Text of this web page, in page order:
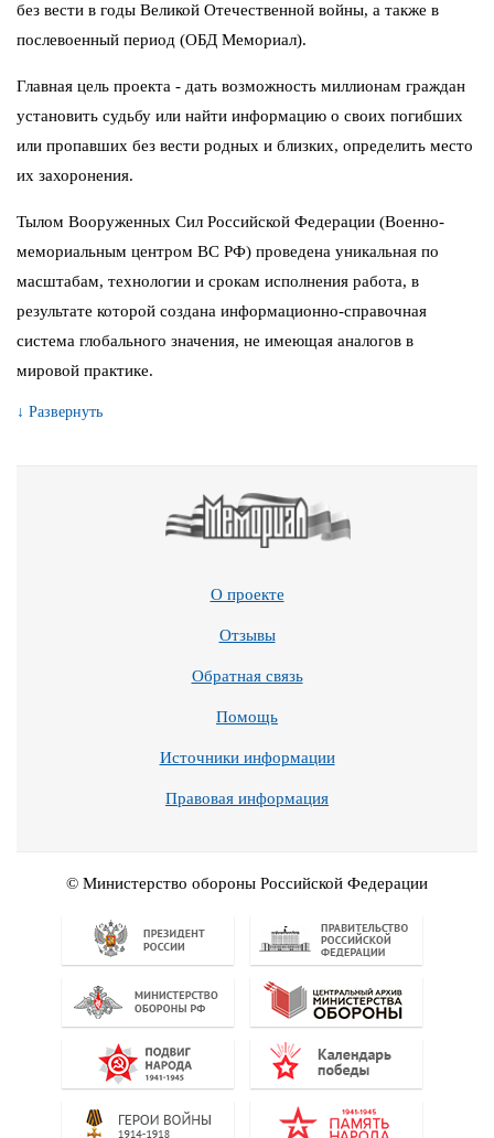
без вести в годы Великой Отечественной войны, а также в
послевоенный период (ОБД Мемориал).
Главная цель проекта - дать возможность миллионам граждан
установить судьбу или найти информацию о своих погибших
или пропавших без вести родных и близких, определить место
их захоронения.
Тылом Вооруженных Сил Российской Федерации (Военно-
мемориальным центром ВС РФ) проведена уникальная по
масштабам, технологии и срокам исполнения работа, в
результате которой создана информационно-справочная
система глобального значения, не имеющая аналогов в
мировой практике.
↓ Развернуть
О проекте
Отзывы
Обратная связь
Помощь
Источники информации
Правовая информация
© Министерство обороны Российской Федерации